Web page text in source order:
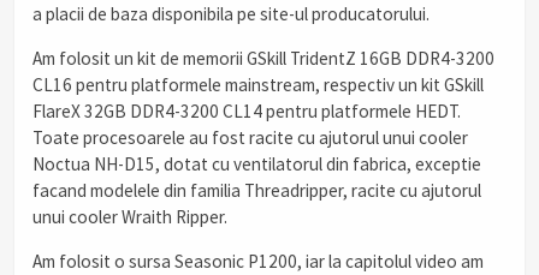
a placii de baza disponibila pe site-ul producatorului.
Am folosit un kit de memorii GSkill TridentZ 16GB DDR4-3200
CL16 pentru platformele mainstream, respectiv un kit GSkill
FlareX 32GB DDR4-3200 CL14 pentru platformele HEDT.
Toate procesoarele au fost racite cu ajutorul unui cooler
Noctua NH-D15, dotat cu ventilatorul din fabrica, exceptie
facand modelele din familia Threadripper, racite cu ajutorul
unui cooler Wraith Ripper.
Am folosit o sursa Seasonic P1200, iar la capitolul video am